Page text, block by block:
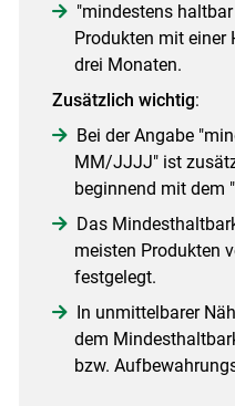
Skip to
"mindestens
Produkten mit einer
drei Monaten.
Zusätzlich wichtig:
Bei der Angabe
MM/JJJJ" ist
beginnend mit dem
Das
meisten Produkten
festgelegt.
In unmittelbarer
dem
bzw.